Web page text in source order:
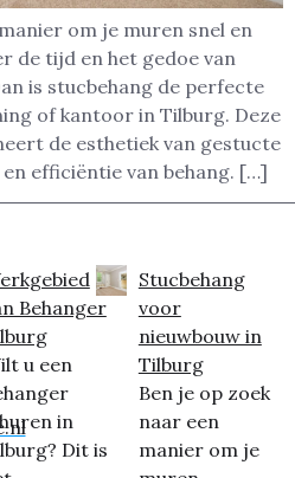
om je muren snel en
de tijd en het gedoe van
is stucbehang de perfecte
of kantoor in Tilburg. Deze
de esthetiek van gestucte
efficiëntie van behang. […]
Behanger
u een
in
Dit is
Stucbehang
voor
nieuwbouw in
Tilburg
Ben je op zoek
naar een
manier om je